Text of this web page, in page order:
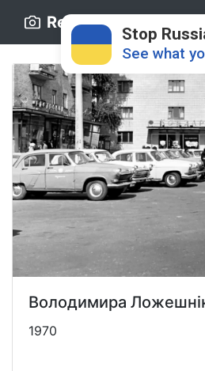
Retro.ck.ua
Володимира
1970
Stop
See what
Donate
Support